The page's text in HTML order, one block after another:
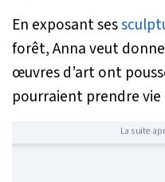
En exposant ses
forêt, Anna veut
œuvres d’art ont
pourraient prendre
La suite